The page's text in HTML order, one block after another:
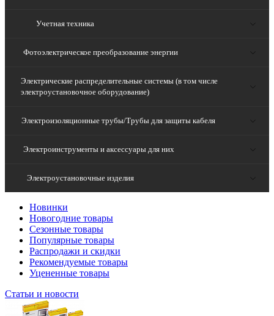
Учетная техника
Фотоэлектрическое преобразование энергии
Электрические распределительные системы (в том числе
электроустановочное оборудование)
Электроизоляционные трубы/Трубы для защиты кабеля
Электроинструменты и аксессуары для них
Электроустановочные изделия
Новинки
Новогодние товары
Сезонные товары
Популярные товары
Распродажи и скидки
Рекомендуемые товары
Уцененные товары
Статьи и новости